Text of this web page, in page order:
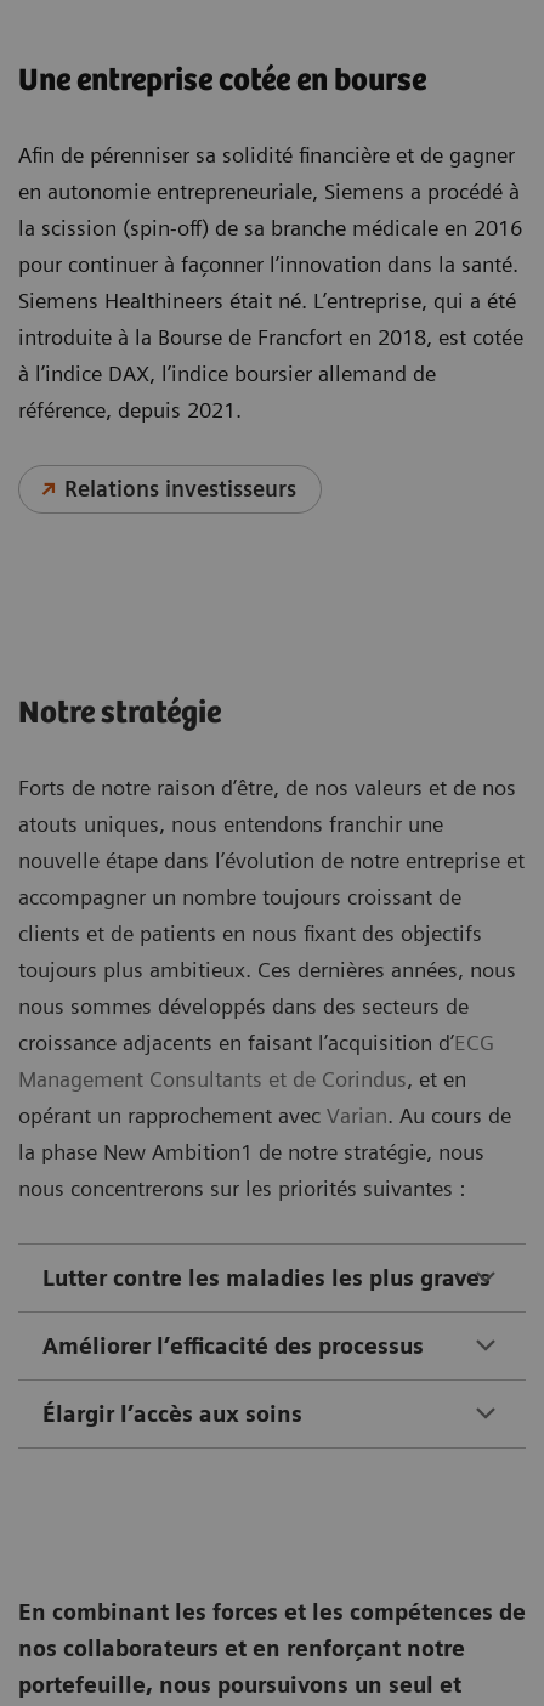
Une entreprise cotée en bourse
Afin de pérenniser sa solidité financière et de gagner
en autonomie entrepreneuriale, Siemens a procédé à
la scission (spin-off) de sa branche médicale en 2016
pour continuer à façonner l’innovation dans la santé.
Siemens Healthineers était né. L’entreprise, qui a été
introduite à la Bourse de Francfort en 2018, est cotée
à l’indice DAX, l’indice boursier allemand de
référence, depuis 2021.
Relations investisseurs
Notre stratégie
Forts de notre raison d’être, de nos valeurs et de nos
atouts uniques, nous entendons franchir une
nouvelle étape dans l’évolution de notre entreprise et
accompagner un nombre toujours croissant de
clients et de patients en nous fixant des objectifs
toujours plus ambitieux. Ces dernières années, nous
nous sommes développés dans des secteurs de
croissance adjacents en faisant l’acquisition d’ECG
Management Consultants et de Corindus, et en
opérant un rapprochement avec Varian. Au cours de
la phase New Ambition1 de notre stratégie, nous
nous concentrerons sur les priorités suivantes :
Lutter contre les maladies les plus graves
Améliorer l’efficacité des processus
Élargir l’accès aux soins
En combinant les forces et les compétences de
nos collaborateurs et en renforçant notre
portefeuille, nous poursuivons un seul et